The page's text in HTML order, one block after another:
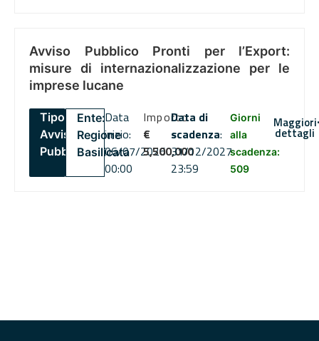
Avviso Pubblico Pronti per l’Export:
misure di internazionalizzazione per le
imprese lucane
Tipo:
Avviso
Pubblico
Ente:
Regione
Basilicata
Data
inizio:
06/07/2026
00:00
Importo
€
5,500,000
Data di
scadenza:
31/12/2027
23:59
Giorni
alla
scadenza:
509
Maggiori
dettagli